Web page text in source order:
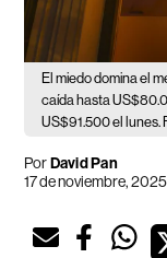
El miedo domina el
caída hasta
US$91.500 el lunes.
PorDavid Pan
17 de noviembre, 2025